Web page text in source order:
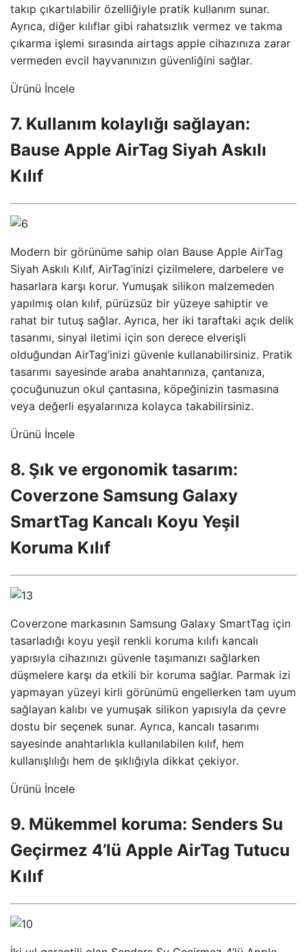
takıp çıkartılabilir özelliğiyle pratik kullanım sunar.
Ayrıca, diğer kılıflar gibi rahatsızlık vermez ve takma
çıkarma işlemi sırasında airtags apple cihazınıza zarar
vermeden evcil hayvanınızın güvenliğini sağlar.
Ürünü İncele
7. Kullanım kolaylığı sağlayan:
Bause Apple AirTag Siyah Askılı
Kılıf
Modern bir görünüme sahip olan Bause Apple AirTag
Siyah Askılı Kılıf, AirTag’inizi çizilmelere, darbelere ve
hasarlara karşı korur. Yumuşak silikon malzemeden
yapılmış olan kılıf, pürüzsüz bir yüzeye sahiptir ve
rahat bir tutuş sağlar. Ayrıca, her iki taraftaki açık delik
tasarımı, sinyal iletimi için son derece elverişli
olduğundan AirTag’inizi güvenle kullanabilirsiniz. Pratik
tasarımı sayesinde araba anahtarınıza, çantanıza,
çocuğunuzun okul çantasına, köpeğinizin tasmasına
veya değerli eşyalarınıza kolayca takabilirsiniz.
Ürünü İncele
8. Şık ve ergonomik tasarım:
Coverzone Samsung Galaxy
SmartTag Kancalı Koyu Yeşil
Koruma Kılıf
Coverzone markasının Samsung Galaxy SmartTag için
tasarladığı koyu yeşil renkli koruma kılıfı kancalı
yapısıyla cihazınızı güvenle taşımanızı sağlarken
düşmelere karşı da etkili bir koruma sağlar. Parmak izi
yapmayan yüzeyi kirli görünümü engellerken tam uyum
sağlayan kalıbı ve yumuşak silikon yapısıyla da çevre
dostu bir seçenek sunar. Ayrıca, kancalı tasarımı
sayesinde anahtarlıkla kullanılabilen kılıf, hem
kullanışlılığı hem de şıklığıyla dikkat çekiyor.
Ürünü İncele
9. Mükemmel koruma: Senders Su
Geçirmez 4’lü Apple AirTag Tutucu
Kılıf